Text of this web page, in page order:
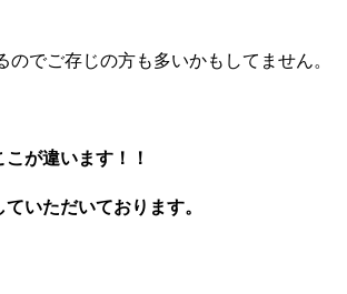
のでご存じの方も多いかもしてません。
が違います！！
いただいております。